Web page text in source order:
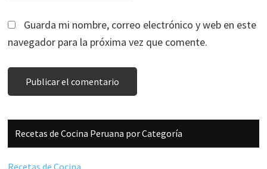
Guarda mi nombre, correo electrónico y web en este
navegador para la próxima vez que comente.
Barra
lateral
Recetas de Cocina Peruana por Categoría